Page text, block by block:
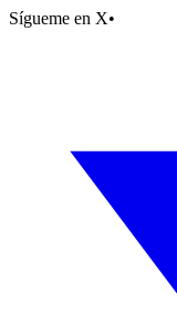
Sígueme en X•